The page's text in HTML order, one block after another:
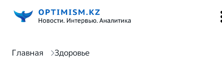
Главная Здоровье